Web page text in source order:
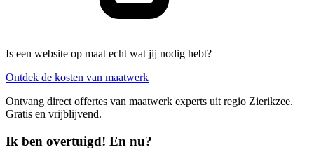
Is een website op maat echt wat jij nodig hebt?
Ontdek de kosten van maatwerk
Ontvang direct offertes van maatwerk experts uit regio Zierikzee.
Gratis en vrijblijvend.
Ik ben overtuigd! En nu?